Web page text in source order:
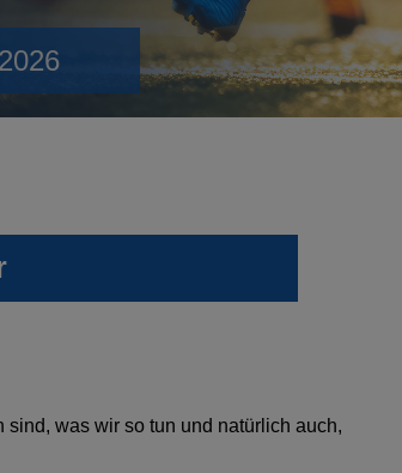
was wir so tun und natürlich auch,